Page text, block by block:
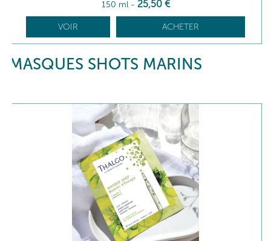
150 ml - 25,50 €
VOIR ACHETER
MASQUES SHOTS MARINS